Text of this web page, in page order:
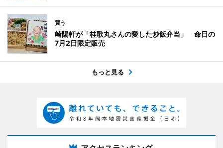
買う
崎陽軒が「桂歌丸さんの愛した炒飯弁当」 命日の
7月2日限定販売
もっと見る